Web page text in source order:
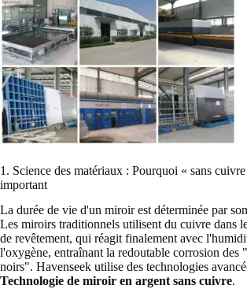
1. Science des matériaux : Pourquoi « sans
important
La durée de vie d'un miroir est déterminée par
Les miroirs traditionnels utilisent du cuivre dans
de revêtement, qui réagit finalement avec
l'oxygène, entraînant la redoutable corrosion des
noirs". Havenseek utilise des technologies
Technologie de miroir en argent sans cuivre.